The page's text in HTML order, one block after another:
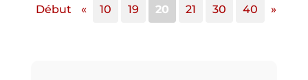
Début « 10 19 20 21 30 40 »